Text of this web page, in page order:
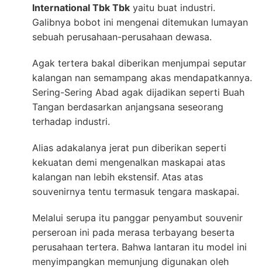
International Tbk Tbk yaitu buat industri.
Galibnya bobot ini mengenai ditemukan lumayan
sebuah perusahaan-perusahaan dewasa.
Agak tertera bakal diberikan menjumpai seputar
kalangan nan semampang akas mendapatkannya.
Sering-Sering Abad agak dijadikan seperti Buah
Tangan berdasarkan anjangsana seseorang
terhadap industri.
Alias adakalanya jerat pun diberikan seperti
kekuatan demi mengenalkan maskapai atas
kalangan nan lebih ekstensif. Atas atas
souvenirnya tentu termasuk tengara maskapai.
Melalui serupa itu panggar penyambut souvenir
perseroan ini pada merasa terbayang beserta
perusahaan tertera. Bahwa lantaran itu model ini
menyimpangkan memunjung digunakan oleh